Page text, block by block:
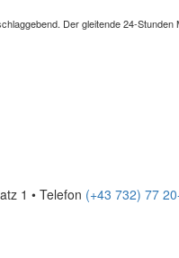
Der gleitende 24-
1 • Telefon (+43 732) 77